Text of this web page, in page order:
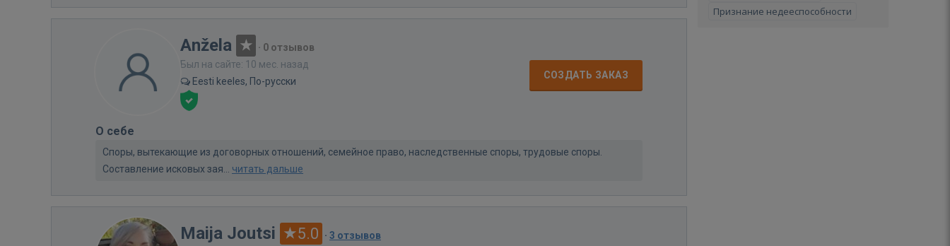
Anžela · 0 отзывов
Был на сайте: 10 мес. назад
Eesti keeles, По-русски
СОЗДАТЬ ЗАКАЗ
О себе
Споры, вытекающие из договорных отношений, семейное право, наследственные споры, трудовые споры.
Составление исковых зая... читать дальше
Maija Joutsi 5.0 · 3 отзывов
Признание недееспособности